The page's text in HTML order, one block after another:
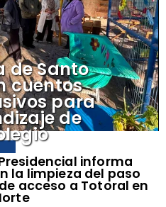
informa
la limpieza del paso
acceso a Totoral en
de Santo
cuentos
para
de